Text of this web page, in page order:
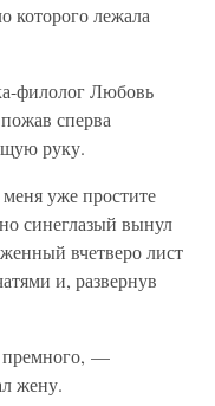
которого лежала
филолог Любовь
сперва
руку.
уже простите
синеглазый вынул
вчетверо лист
и, развернув
премного, —
жену.